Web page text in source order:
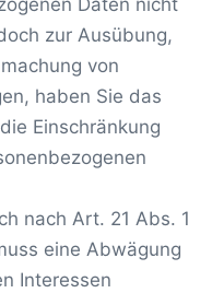
Daten nicht
zur Ausübung,
von
haben Sie das
Einschränkung
nach Art. 21 Abs. 1
eine Abwägung
Interessen